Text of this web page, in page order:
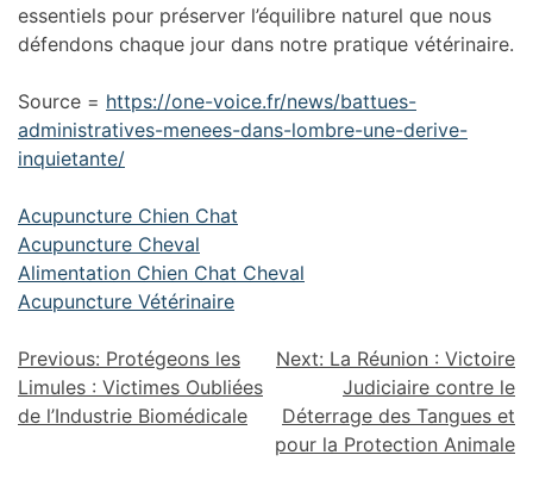
essentiels pour préserver l’équilibre naturel que nous
défendons chaque jour dans notre pratique vétérinaire.
Source = https://one-voice.fr/news/battues-
administratives-menees-dans-lombre-une-derive-
inquietante/
Acupuncture Chien Chat
Acupuncture Cheval
Alimentation Chien Chat Cheval
Acupuncture Vétérinaire
Previous: Protégeons les
Limules : Victimes Oubliées
de l’Industrie Biomédicale
Next: La Réunion : Victoire
Judiciaire contre le
Déterrage des Tangues et
pour la Protection Animale